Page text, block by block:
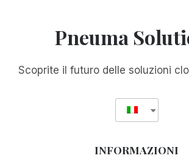
Pneuma
Scoprite il futuro delle soluzioni
INFORMAZIONI